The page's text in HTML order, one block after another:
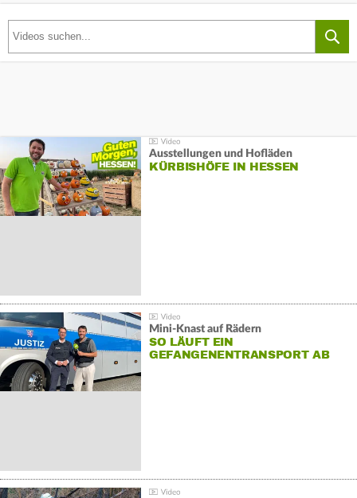
Ausstellungen und Hofläden
KÜRBISHÖFE IN HESSEN
Mini-Knast auf Rädern
SO LÄUFT EIN
GEFANGENENTRANSPORT AB